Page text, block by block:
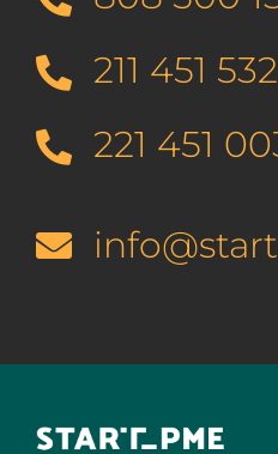
211 451 532
221 451